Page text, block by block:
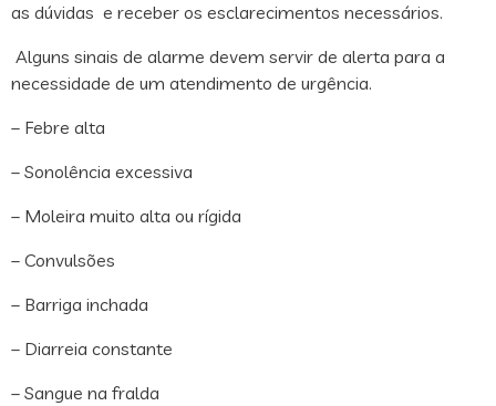
as dúvidas e receber os esclarecimentos necessários.
Alguns sinais de alarme devem servir de alerta para a
necessidade de um atendimento de urgência.
– Febre alta
– Sonolência excessiva
– Moleira muito alta ou rígida
– Convulsões
– Barriga inchada
– Diarreia constante
– Sangue na fralda